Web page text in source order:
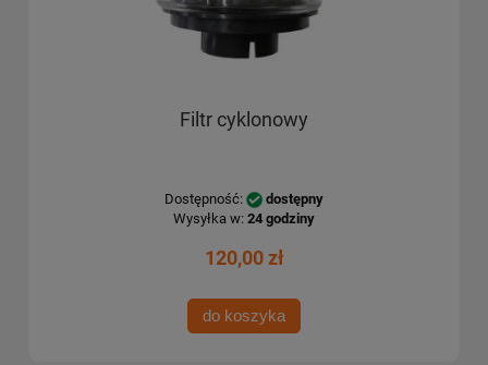
Filtr cyklonowy
Dostępność:
dostępny
Wysyłka w: 24 godziny
120,00 zł
do koszyka